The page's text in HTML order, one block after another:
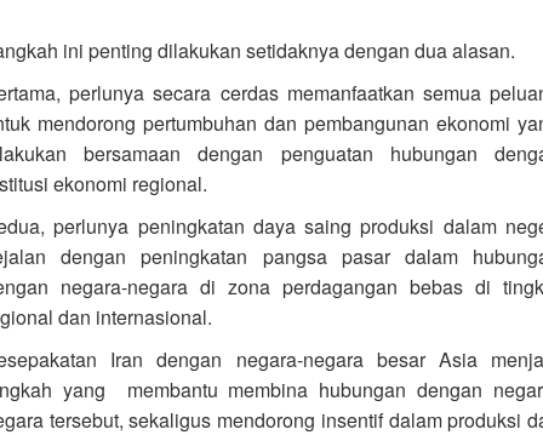
ini penting dilakukan setidaknya dengan dua alasan.
perlunya secara cerdas memanfaatkan semua
mendorong pertumbuhan dan pembangunan ekonomi
bersamaan dengan penguatan hubungan
ekonomi regional.
perlunya peningkatan daya saing produksi dalam
dengan peningkatan pangsa pasar dalam
negara-negara di zona perdagangan bebas di
dan internasional.
Iran dengan negara-negara besar Asia
yang membantu membina hubungan dengan
tersebut, sekaligus mendorong insentif dalam produksi